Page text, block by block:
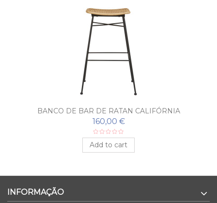
BANCO DE BAR DE RATAN CALIFÓRNIA
160,00 €
Add to cart
INFORMAÇÃO